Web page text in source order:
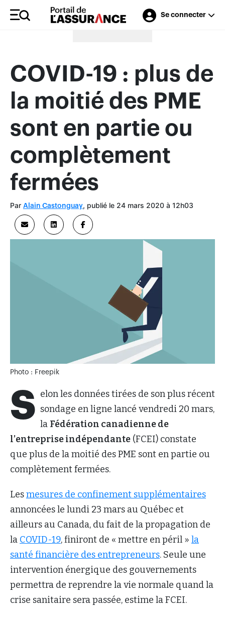
Se connecter
Merci à nos annonceurs
COVID-19 : plus de
la moitié des PME
sont en partie ou
complètement
fermées
Par Alain Castonguay, publié le 24 mars 2020 à 12h03
Photo : Freepik
S elon les données tirées de son plus récent
sondage en ligne lancé vendredi 20 mars,
la Fédération canadienne de
l’entreprise indépendante (FCEI) constate
que plus de la moitié des PME sont en partie ou
complètement fermées.
Lesmesures de confinement supplémentaires
annoncées le lundi 23 mars au Québec et
ailleurs au Canada, du fait de la propagation de
la COVID-19, finiront de « mettre en péril » la
santé financière des entrepreneurs. Seule une
intervention énergique des gouvernements
permettra de reprendre la vie normale quand la
crise sanitaire sera passée, estime la FCEI.